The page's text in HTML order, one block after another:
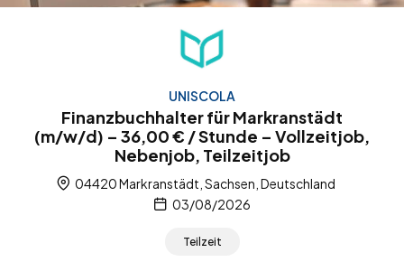
UNISCOLA
Finanzbuchhalter für Markranstädt
(m/w/d) – 36,00 € / Stunde – Vollzeitjob,
Nebenjob, Teilzeitjob
04420 Markranstädt, Sachsen, Deutschland
03/08/2026
Teilzeit